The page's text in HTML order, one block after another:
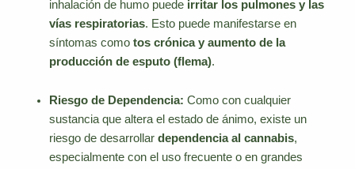
inhalación de humo puede irritar los pulmones y las
vías respiratorias. Esto puede manifestarse en
síntomas como tos crónica y aumento de la
producción de esputo (flema).
Riesgo de Dependencia: Como con cualquier
sustancia que altera el estado de ánimo, existe un
riesgo de desarrollar dependencia al cannabis,
especialmente con el uso frecuente o en grandes